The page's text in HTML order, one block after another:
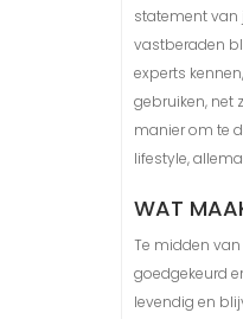
statement van
vastberaden
experts
gebruiken, net
manier om te
lifestyle,
WAT
Te midden van
goedgekeurd
levendig en